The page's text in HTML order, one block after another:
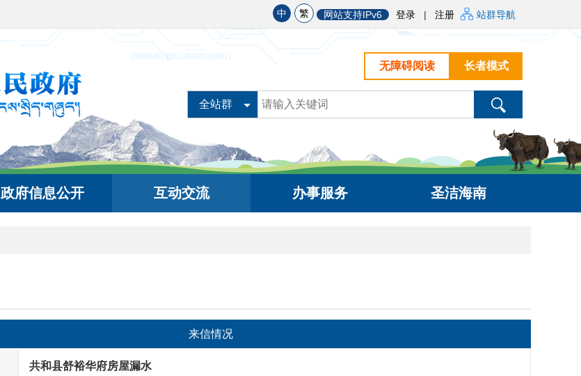
中 繁 网站支持IPv6 登录 | 注册 站群导航
长者模式
无障碍阅读
全站群
政府信息公开 互动交流 办事服务 圣洁海南
来信情况
共和县舒裕华府房屋漏水